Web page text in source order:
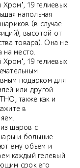
19 гелиевых
напольная
(в случае
высотой от
товара). Она не
на место.
19 гелиевых
подарком для
или другой
также как и
в
шаров с
и большие
ему объем и
каждый гелевый
срок его